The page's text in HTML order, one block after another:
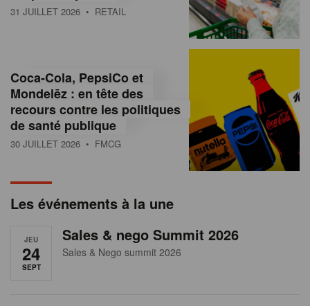
u
e
e
a
31 JUILLET 2026 • RETAIL
Coca-Cola, PepsiCo et
Mondelēz : en tête des
recours contre les politiques
de santé publique
30 JUILLET 2026 • FMCG
Les événements à la une
JEU
24
SEPT
Sales & nego Summit 2026
Sales & Nego summit 2026